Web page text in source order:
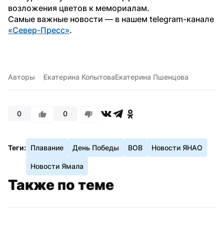
возложения цветов к мемориалам.
«Север-Пресс».
Авторы Екатерина КопытоваЕкатерина Пшенцова
0 0
Теги: Плавание День Победы ВОВ Новости ЯНАО
Новости Ямала
Также по теме